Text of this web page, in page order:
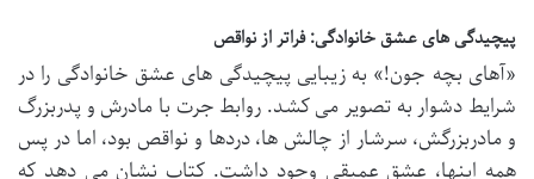
پیچیدگی های عشق خانوادگی: فراتر از نواقص
«آهای بچه جون!» به زیبایی پیچیدگی های عشق خانوادگی را در
شرایط دشوار به تصویر می کشد. روابط جرت با مادرش و پدربزرگ
و مادربزرگش، سرشار از چالش ها، دردها و نواقص بود، اما در پس
همه اینها، عشق عمیقی وجود داشت. کتاب نشان می دهد که